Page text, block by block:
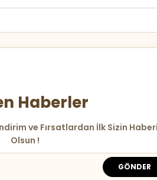
Haberler
ve Fırsatlardan İlk Sizin
Olsun !
GÖNDER